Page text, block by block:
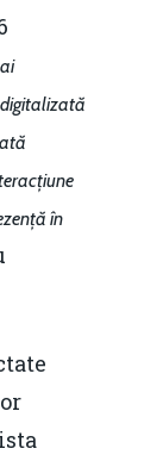
digitalizată
în